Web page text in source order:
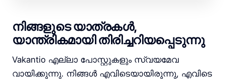
നിങ്ങളുടെ യാത്രകൾ,
യാന്ത്രികമായി തിരിച്ചറിയപ്പെടുന്നു
Vakantio എല്ലാ പോസ്റ്റുകളും സ്വയമേവ
വായിക്കുന്നു. നിങ്ങൾ എവിടെയായിരുന്നു, എവിടെ